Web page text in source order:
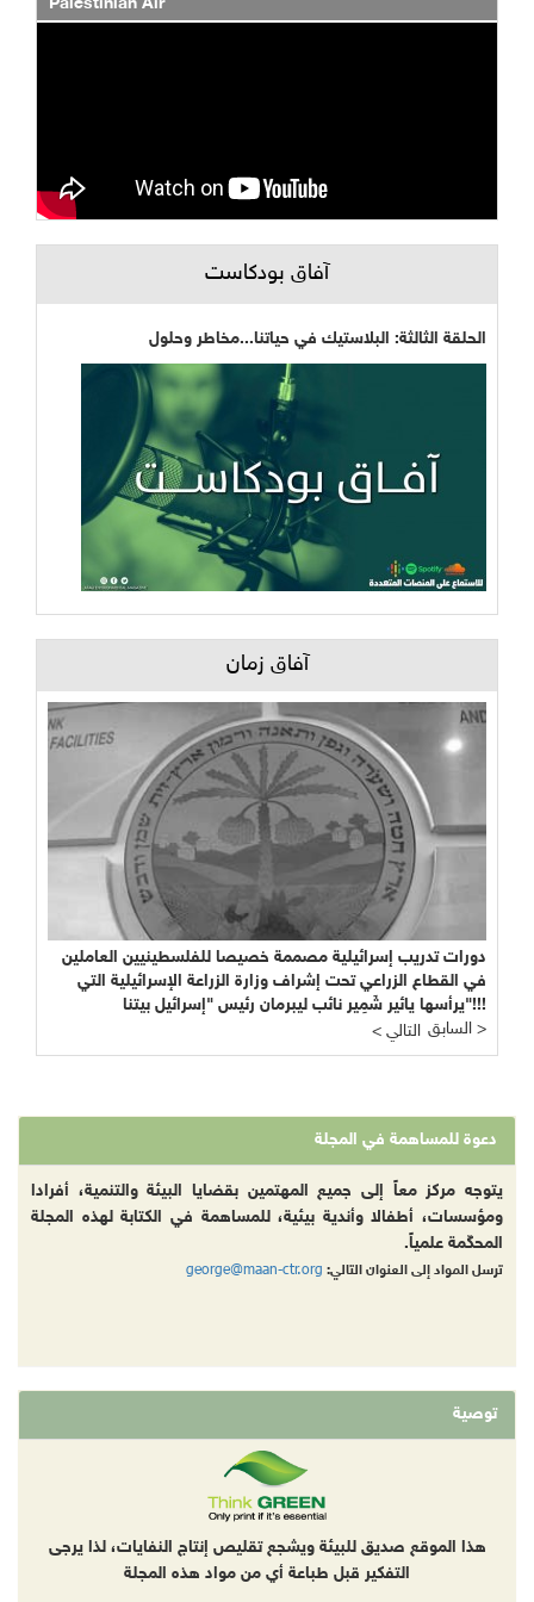
Palestinian Air
آفاق بودكاست
الحلقة الثالثة: البلاستيك في حياتنا...مخاطر وحلول
آفاق زمان
دورات تدريب إسرائيلية مصممة خصيصا للفلسطينيين العاملين
في القطاع الزراعي تحت إشراف وزارة الزراعة الإسرائيلية التي
يرأسها يائير شَمِير نائب ليبرمان رئيس "إسرائيل بيتنا"!!!
< التالي
السابق >
دعوة للمساهمة في المجلة
يتوجه مركز معاً إلى جميع المهتمين بقضايا البيئة والتنمية، أفرادا
ومؤسسات، أطفالا وأندية بيئية، للمساهمة في الكتابة لهذه المجلة
المحكّمة علمياً.
ترسل المواد إلى العنوان التالي: george@maan-ctr.org
توصية
هذا الموقع صديق للبيئة ويشجع تقليص إنتاج النفايات، لذا يرجى
التفكير قبل طباعة أي من مواد هذه المجلة